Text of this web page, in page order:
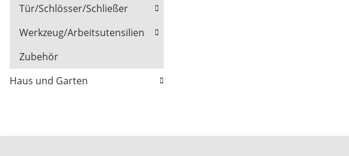
Tür/Schlösser/Schließer
Werkzeug/Arbeitsutensilien
Zubehör
Haus und Garten